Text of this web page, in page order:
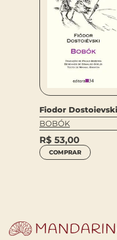
Fiodor Dostoievski
BOBÓK
R$ 53,00
COMPRAR